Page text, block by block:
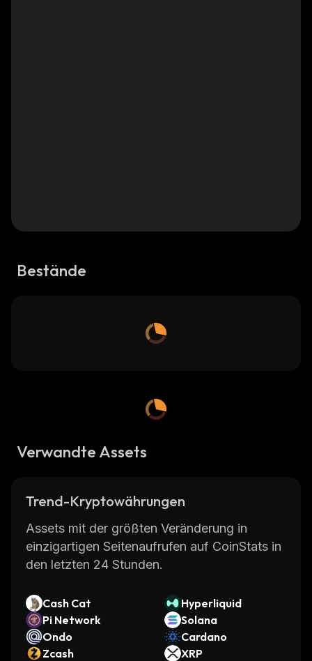
Bestände
Verwandte Assets
Trend-Kryptowährungen
Assets mit der größten Veränderung in
einzigartigen Seitenaufrufen auf CoinStats in
den letzten 24 Stunden.
Cash Cat
Hyperliquid
Pi Network
Solana
Ondo
Cardano
Zcash
XRP